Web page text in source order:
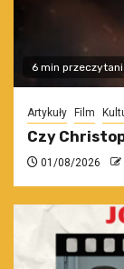
6 min
Artykuły Film
Czy
01/08/2026